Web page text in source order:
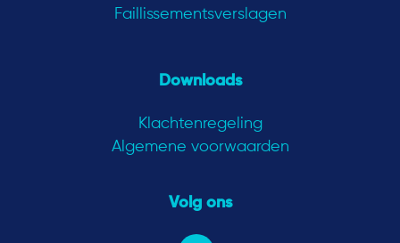
Faillissementsverslagen
Downloads
Klachtenregeling
Algemene voorwaarden
Volg ons